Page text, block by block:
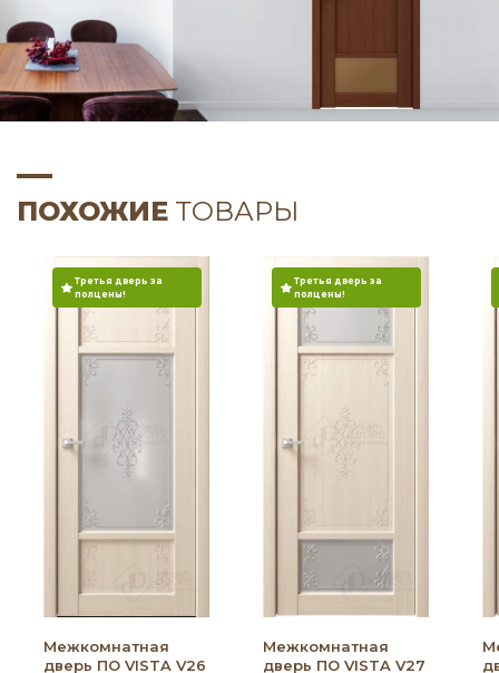
ПОХОЖИЕ ТОВАРЫ
Третья дверь за
полцены!
Межкомнатная
дверь ПО VISTA V26
Третья дверь за
полцены!
Межкомнатная
дверь ПО VISTA V27